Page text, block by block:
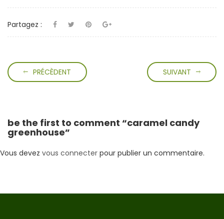
variations.
options
peuvent
choisies
la
Partagez :
PRÉCÈDENT SUIVANT
be the first to comment “caramel candy
greenhouse”
Vous devez vous connecter pour publier un commentaire.